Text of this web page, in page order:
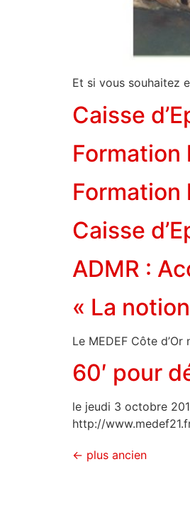
Et si vous souhaitez
Caisse
Formation
Formation
Caisse
ADMR :
« La
Le MEDEF Côte
60′ pour
le jeudi 3 octobre
http://
← plus ancien